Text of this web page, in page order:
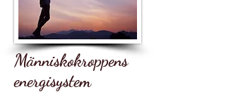
Människokroppens
energisystem